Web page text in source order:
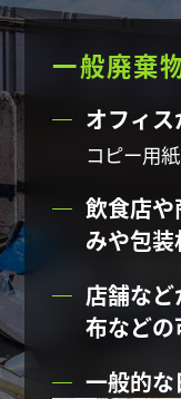
一般廃棄
オフィ
コピー用
飲食店
みや包装
店舗な
布など
一般的